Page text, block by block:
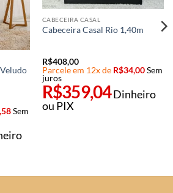
Sem
CABECEIRA CASAL
Cabeceira Casal Rio 1,40m
R$408,00
Parcele em 12x de R$34,00 Sem
juros
R$359,04Dinheiro
ou PIX